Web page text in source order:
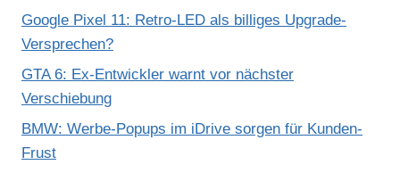
Google Pixel 11: Retro-LED als billiges Upgrade-
Versprechen?
GTA 6: Ex-Entwickler warnt vor nächster
Verschiebung
BMW: Werbe-Popups im iDrive sorgen für Kunden-
Frust